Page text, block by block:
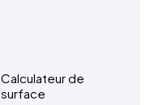
Calculateur de
surface